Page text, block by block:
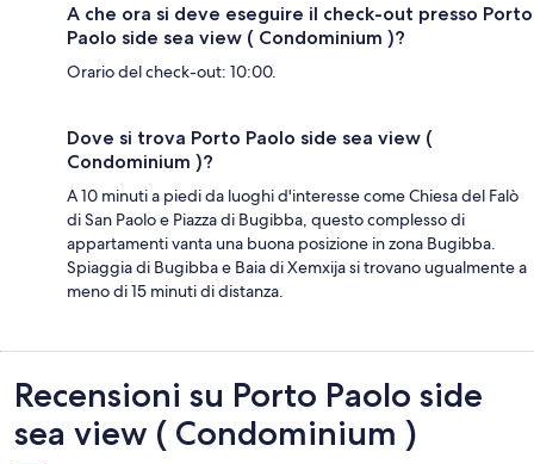
A che ora si deve eseguire il check-out presso Porto
Paolo side sea view ( Condominium )?
Orario del check-out: 10:00.
Dove si trova Porto Paolo side sea view (
Condominium )?
A 10 minuti a piedi da luoghi d'interesse come Chiesa del Falò
di San Paolo e Piazza di Bugibba, questo complesso di
appartamenti vanta una buona posizione in zona Bugibba.
Spiaggia di Bugibba e Baia di Xemxija si trovano ugualmente a
meno di 15 minuti di distanza.
Recensioni
Recensioni su Porto Paolo side
sea view ( Condominium )